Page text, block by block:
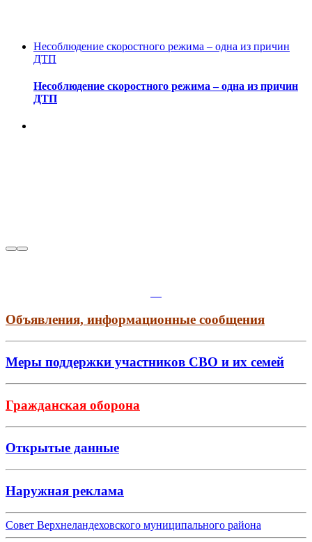
Несоблюдение скоростного режима – одна из причин
ДТП
Несоблюдение скоростного режима – одна из причин
ДТП
Объявления, информационные сообщения
Меры поддержки участников СВО и их семей
Гражданская оборона
Открытые данные
Наружная реклама
Совет Верхнеландеховского муниципального района